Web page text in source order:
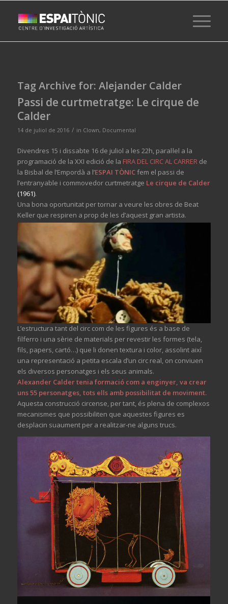
Tag Archive for: Alejander Calder
Passi de curtmetratge: Le cirque de
Calder
14 de juliol de 2016 / in Clown, Documental
Divendres 15 i dissabte 16 de juliol a les 22h, paral·lel a la
programació de la XXI edició de la FIRA DEL CIRC AL CARRER de
la Bisbal de l’Empordà a l’ESPAI TÒNICfem el passi de
l’entranyable i commovedor curtmetratge Le cirque de Calder
(1961).
Una bona oportunitat per tornar a veure les obres de Beat
Keller que respiren a prop de les d’aquest gran artista.
L’estructura tant del circ com de les figures és a base de
filferro i una sèrie de materials per revestir les formes (tela,
fils, papers, cartó…) que li donen textura i color, assolint així
una representació a petita escala d’un circ real, on conviuen
els diversos personatges i els seus animals.
Alexander Calder tenia formació com a enginyer, va crear
uns 55 personatges, tots ells amb possibilitat de moviment.
Aquesta construcció circense, per tant, és plena de complexos
mecanismes que possibiliten que aquestes figures es
desplacin suaument per a realitzar-ne alguns trucs.